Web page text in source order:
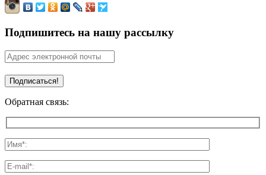
Подпишитесь на нашу рассылку
Обратная связь: